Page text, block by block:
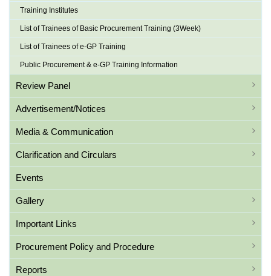
Training Institutes
List of Trainees of Basic Procurement Training (3Week)
List of Trainees of e-GP Training
Public Procurement & e-GP Training Information
Review Panel
Advertisement/Notices
Media & Communication
Clarification and Circulars
Events
Gallery
Important Links
Procurement Policy and Procedure
Reports